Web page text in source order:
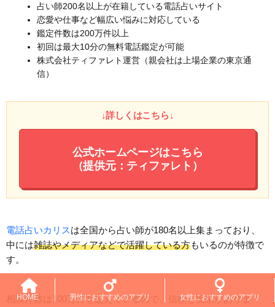
HOME 男性におすすめのアプリ 女性におすすめのアプリ
占い師200名以上が在籍している電話占いサイト
恋愛や仕事など幅広い悩みに対応している
鑑定件数は200万件以上
初回は最大10分の無料電話鑑定が可能
株式会社ティファレト運営（親会社は上場企業の東京通
信）
↓詳しくはこちら↓
公式ホームページはこちら
（提供元：ティファレト）
電話占いカリスは全国から占い師が180名以上集まっており、
中には雑誌やメディアなどで活躍している方もいるのが特徴で
す。
相談件数は100万件を超えているので、信頼と実績がありま